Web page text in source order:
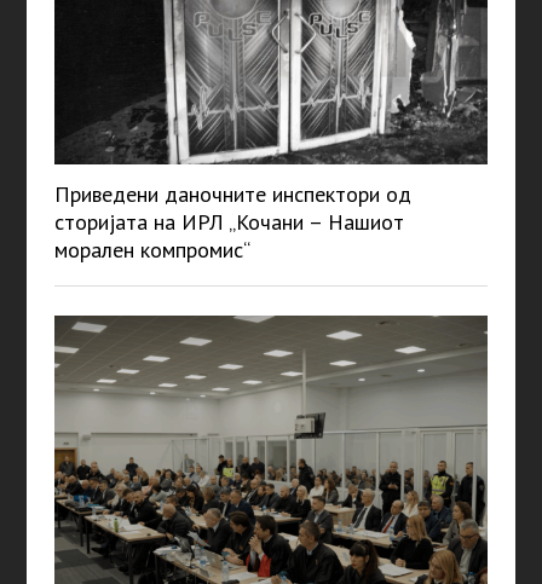
Приведени даночните инспектори од
сторијата на ИРЛ „Кочани – Нашиот
морален компромис“